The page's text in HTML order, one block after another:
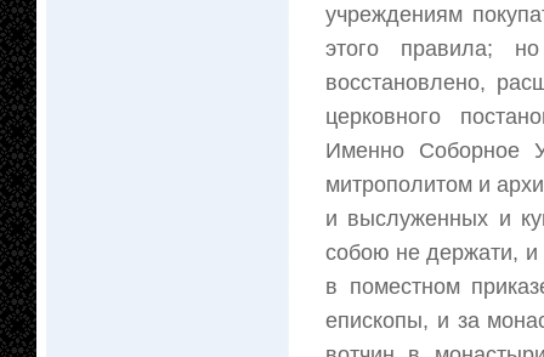
учреждениям
этого правила;
восстановлено,
церковного
Именно Соборное
митрополитом и
и выслуженных и
собою не держати,
в поместном
епископы, и за